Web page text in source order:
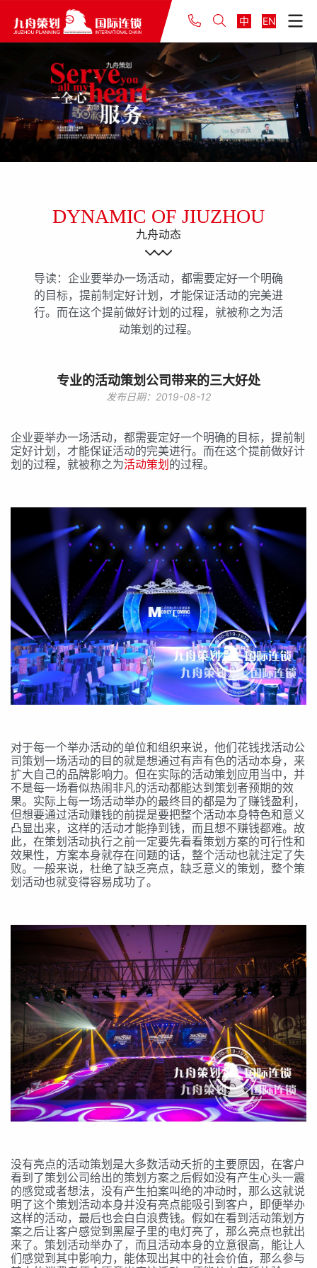
中 EN
DYNAMIC OF JIUZHOU
九舟动态
导读：企业要举办一场活动，都需要定好一个明确
的目标，提前制定好计划，才能保证活动的完美进
行。而在这个提前做好计划的过程，就被称之为活
动策划的过程。
专业的活动策划公司带来的三大好处
发布日期：2019-08-12
企业要举办一场活动，都需要定好一个明确的目标，提前制
定好计划，才能保证活动的完美进行。而在这个提前做好计
划的过程，就被称之为活动策划 的过程。
对于每一个举办活动的单位和组织来说，他们花钱找活动公
司策划一场活动的目的就是想通过有声有色的活动本身，来
扩大自己的品牌影响力。但在实际的活动策划应用当中，并
不是每一场看似热闹非凡的活动都能达到策划者预期的效
果。实际上每一场活动举办的最终目的都是为了赚钱盈利，
但想要通过活动赚钱的前提是要把整个活动本身特色和意义
凸显出来，这样的活动才能挣到钱，而且想不赚钱都难。故
此，在策划活动执行之前一定要先看看策划方案的可行性和
效果性，方案本身就存在问题的话，整个活动也就注定了失
败。一般来说，杜绝了缺乏亮点，缺乏意义的策划，整个策
划活动也就变得容易成功了。
没有亮点的活动策划是大多数活动夭折的主要原因，在客户
看到了策划公司给出的策划方案之后假如没有产生心头一震
的感觉或者想法，没有产生拍案叫绝的冲动时，那么这就说
明了这个策划活动本身并没有亮点能吸引到客户，即便举办
这样的活动，最后也会白白浪费钱。假如在看到活动策划方
案之后让客户感觉到黑屋子里的电灯亮了，那么亮点也就出
来了。策划活动举办了，而且活动本身的立意很高，能让人
们感觉到其中影响力，能体现出其中的社会价值，那么参与